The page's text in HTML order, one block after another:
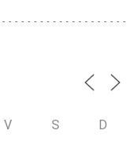
V S D